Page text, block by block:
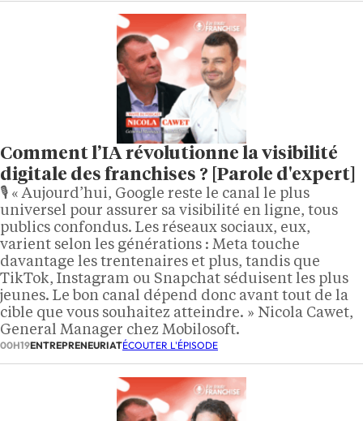
Comment l’IA révolutionne la visibilité
digitale des franchises ? [Parole d'expert]
🎙️ « Aujourd’hui, Google reste le canal le plus
universel pour assurer sa visibilité en ligne, tous
publics confondus. Les réseaux sociaux, eux,
varient selon les générations : Meta touche
davantage les trentenaires et plus, tandis que
TikTok, Instagram ou Snapchat séduisent les plus
jeunes. Le bon canal dépend donc avant tout de la
cible que vous souhaitez atteindre. » Nicola Cawet,
General Manager chez Mobilosoft.
00H19ENTREPRENEURIATÉCOUTER L'ÉPISODE